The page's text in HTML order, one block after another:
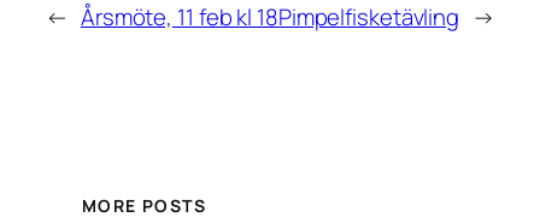
← Årsmöte, 11 feb kl 18Pimpelfisketävling →
MORE POSTS